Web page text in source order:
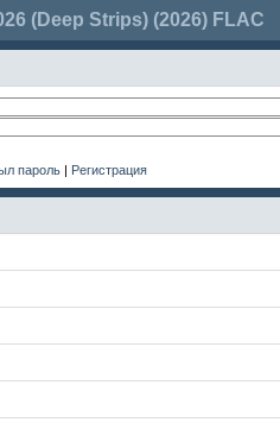
(Deep Strips) (2026) FLAC
пароль | Регистрация